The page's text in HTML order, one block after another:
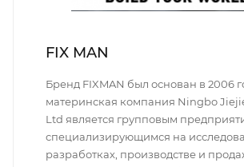
FIX MAN
Бренд FIXMAN был основан в 2006
материнская компания Ningbo Jiejie
Ltd является групповым
специализирующимся на
разработках, производстве и